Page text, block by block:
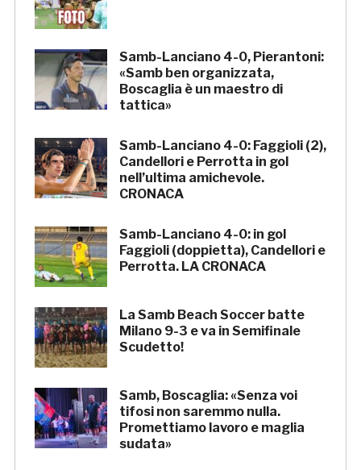
Samb-Lanciano 4-0, Pierantoni:
«Samb ben organizzata,
Boscaglia è un maestro di
tattica»
Samb-Lanciano 4-0: Faggioli (2),
Candellori e Perrotta in gol
nell’ultima amichevole.
CRONACA
Samb-Lanciano 4-0: in gol
Faggioli (doppietta), Candellori e
Perrotta. LA CRONACA
La Samb Beach Soccer batte
Milano 9-3 e va in Semifinale
Scudetto!
Samb, Boscaglia: «Senza voi
tifosi non saremmo nulla.
Promettiamo lavoro e maglia
sudata»